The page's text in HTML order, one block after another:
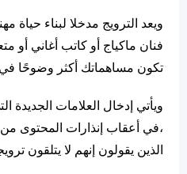
ويعد الترويج مدخلا لبناء حياة
فنان ماكياج أو كاتب أغاني أو
تكون مساهماتك أكثر وضوحًا
ويأتي إدخال العلامات الجديدة
،في أعقاب إنذارات المحتوى
الذين يقولون إنهم لا يتلقون